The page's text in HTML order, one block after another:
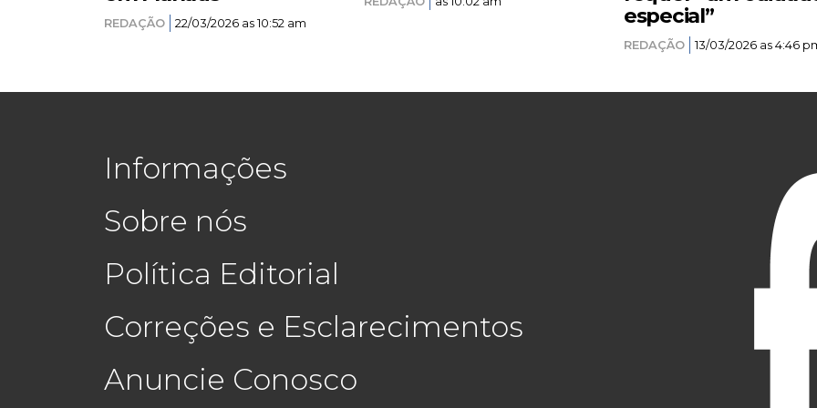
REDAÇÃO 22/03/2026 as 10:52 am
especial”
REDAÇÃO 13/03/2026 as 4:46
Informações
Sobre nós
Política Editorial
Correções e Esclarecimentos
Anuncie Conosco